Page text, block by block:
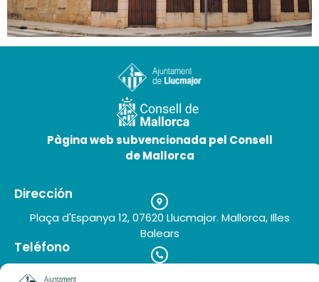
Architecture industrielle de Llucmajor
25 de mai de 2026
Pàgina web subvencionada pel Consell
de Mallorca
Dirección
Plaça d'Espanya 12, 07620 Llucmajor. Mallorca, Illes
Balears
Teléfono